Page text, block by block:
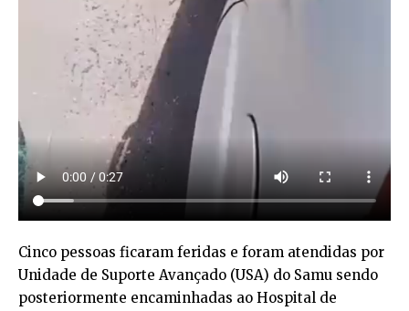
Cinco pessoas ficaram feridas e foram atendidas por
Unidade de Suporte Avançado (USA) do Samu sendo
posteriormente encaminhadas ao Hospital de